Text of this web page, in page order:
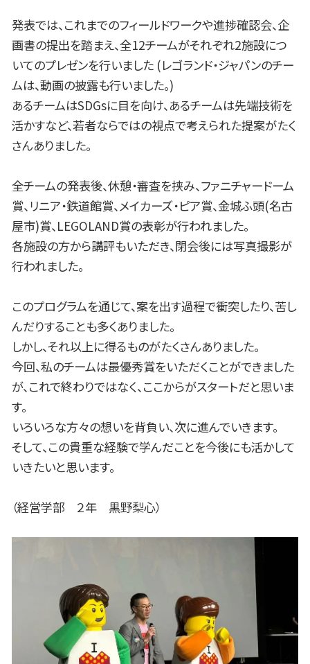
発表では、これまでのフィールドワークや進捗確認会、企
画書の提出を踏まえ、全12チームがそれぞれ2施設につ
いてのプレゼンを行いました (レゴランド・ジャパンのチー
ムは、動画の披露も行いました。)
あるチームはSDGsに目を向け、あるチームは先端技術を
活かすなど、若者ならではの視点で考えられた提案がたく
さんありました。
全チームの発表後、休憩・審査を挟み、ファニチャードーム
賞、リニア・鉄道館賞、メイカーズ・ピア賞、金城ふ頭(名古
屋市)賞、LEGOLAND賞の表彰が行われました。
各施設の方から講評もいただき、閉会後には写真撮影が
行われました。
このプログラムを通じて、案を出す過程で衝突したり、苦し
んだりすることも多くありました。
しかし、それ以上に得るものがたくさんありました。
今回、私のチームは最優秀賞をいただくことができました
が、これで終わりではなく、ここからがスタートだと思いま
す。
いろいろな方々の想いを背負い、次に進んでいきます。
そして、この貴重な経験で学んだことを今後にも活かして
いきたいと思います。
（経営学部 ２年 黒野梨心）